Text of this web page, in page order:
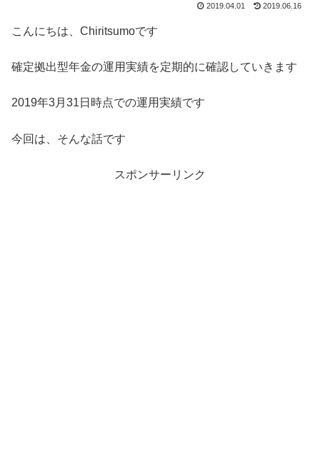
2019.04.01 2019.06.16
こんにちは、Chiritsumoです
確定拠出型年金の運用実績を定期的に確認していきます
2019年3月31日時点での運用実績です
今回は、そんな話です
スポンサーリンク